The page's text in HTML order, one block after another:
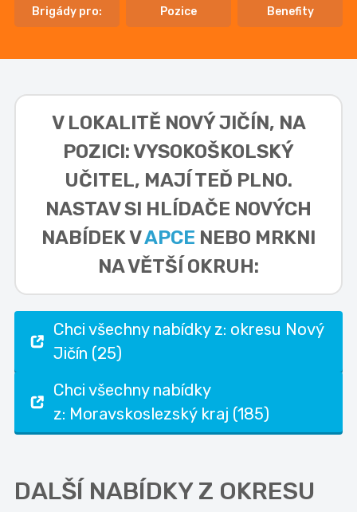
Brigády pro: Pozice Benefity
V LOKALITĚ NOVÝ JIČÍN, NA
POZICI: VYSOKOŠKOLSKÝ
UČITEL, MAJÍ TEĎ PLNO.
NASTAV SI HLÍDAČE NOVÝCH
NABÍDEK VAPCE NEBO MRKNI
NA VĚTŠÍ OKRUH:
Chci všechny nabídky z: okresu Nový
Jičín (25)
Chci všechny nabídky
z: Moravskoslezský kraj (185)
DALŠÍ NABÍDKY Z OKRESU